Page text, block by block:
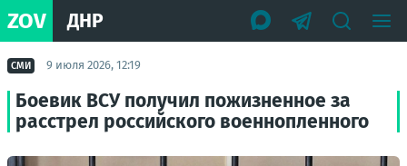
ZOV ДНР
СМИ 9 июля 2026, 12:19
Боевик ВСУ получил пожизненное за
расстрел российского военнопленного